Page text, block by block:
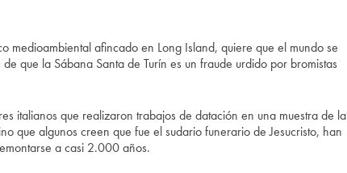
medioambiental afincado en Long Island, quiere que el mundo se
que la Sábana Santa de Turín es un fraude urdido por bromistas
italianos que realizaron trabajos de datación en una muestra de la
que algunos creen que fue el sudario funerario de Jesucristo, han
a casi 2.000 años.